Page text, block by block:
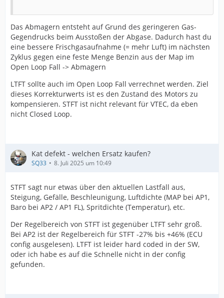
Das Abmagern entsteht auf Grund des geringeren Gas-
Gegendrucks beim Ausstoßen der Abgase. Dadurch hast du
eine bessere Frischgasaufnahme (= mehr Luft) im nächsten
Zyklus gegen eine feste Menge Benzin aus der Map im
Open Loop Fall -> Abmagern
LTFT sollte auch im Open Loop Fall verrechnet werden. Ziel
dieses Korrekturwerts ist es den Zustand des Motors zu
kompensieren. STFT ist nicht relevant für VTEC, da eben
nicht Closed Loop.
Kat defekt - welchen Ersatz kaufen?
SQ33 8. Juli 2025 um 10:49
STFT sagt nur etwas über den aktuellen Lastfall aus,
Steigung, Gefälle, Beschleunigung, Luftdichte (MAP bei AP1,
Baro bei AP2 / AP1 FL), Spritdichte (Temperatur), etc.
Der Regelbereich von STFT ist gegenüber LTFT sehr groß.
Bei AP2 ist der Regelbereich für STFT -27% bis +46% (ECU
config ausgelesen). LTFT ist leider hard coded in der SW,
oder ich habe es auf die Schnelle nicht in der config
gefunden.